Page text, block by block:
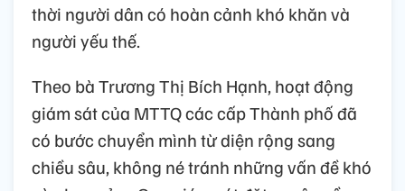
thời người dân có hoàn cảnh khó khăn và
người yếu thế.
Theo bà Trương Thị Bích Hạnh, hoạt động
giám sát của MTTQ các cấp Thành phố đã
có bước chuyển mình từ diện rộng sang
chiều sâu, không né tránh những vấn đề khó